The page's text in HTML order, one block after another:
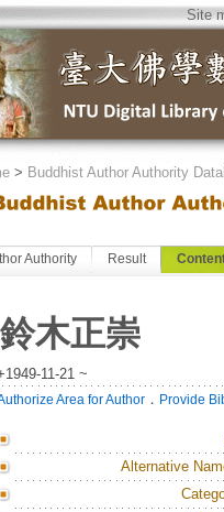
Site
> Buddhist Author Authority
Authority Result
鈴木正崇
11-21 ~
Area for Author． Provide
Alternative